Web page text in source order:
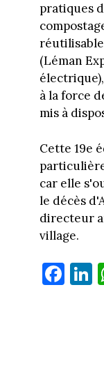
pratiques
(Léman
à la force
mis à
Cette 19e
car elle
le décès
directeur
village.
Fa
ce